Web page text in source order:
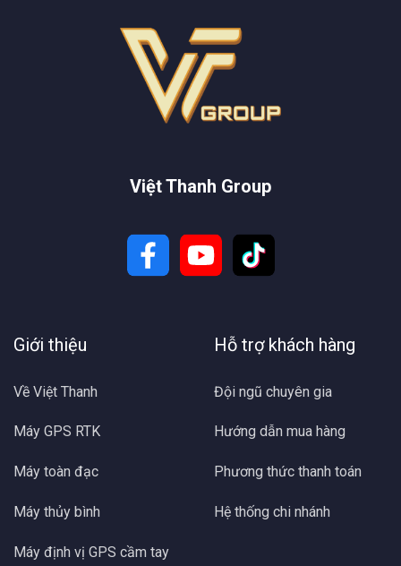
Việt Thanh Group
Giới thiệu
Về Việt Thanh
Máy GPS RTK
Máy toàn đạc
Máy thủy bình
Máy định vị GPS cầm tay
Hỗ trợ khách hàng
Đội ngũ chuyên gia
Hướng dẫn mua hàng
Phương thức thanh toán
Hệ thống chi nhánh